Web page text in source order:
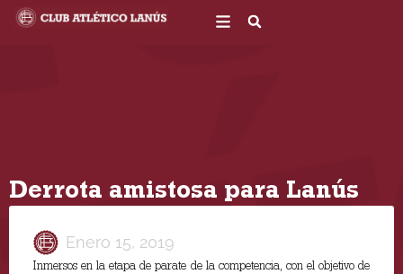
Derrota amistosa para Lanús
Enero 15, 2019
Inmersos en la etapa de parate de la competencia, con el objetivo de